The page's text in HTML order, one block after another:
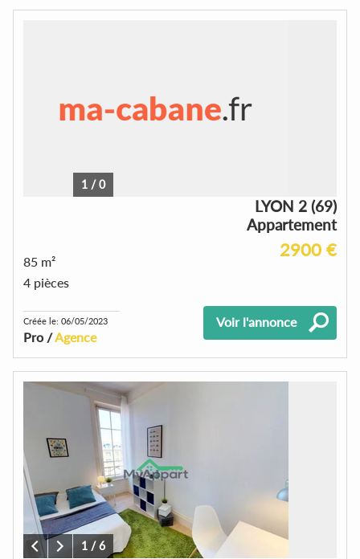
1 /0
LYON 2 (69)
Appartement
2900 €
85 m²
4 pièces
Créée le: 06/05/2023
Pro /Agence
Voir l'annonce
1 /6